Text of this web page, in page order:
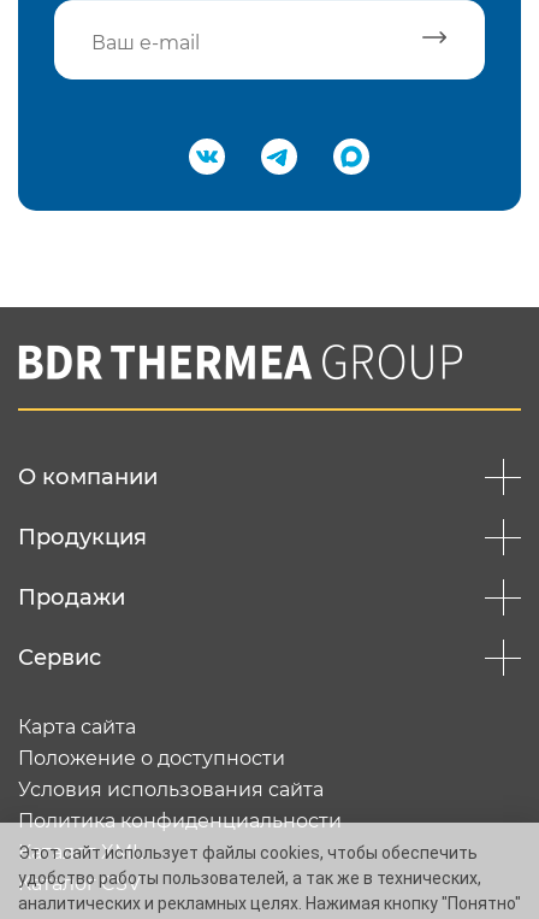
Подтвердить e-mail
Вы соглашаетесь с нашей политикой
конфеденциальности
О компании
Продукция
Продажи
Сервис
Карта сайта
Положение о доступности
Условия использования сайта
Политика конфиденциальности
Каталог XML
Каталог CSV
Этот сайт использует файлы cookies, чтобы обеспечить
удобство работы пользователей, а так же в технических,
аналитических и рекламных целях. Нажимая кнопку "Понятно"